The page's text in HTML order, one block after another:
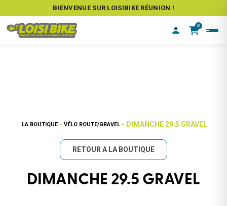
BIENVENUE SUR LOISIBIKE RÉUNION !
0
LA BOUTIQUE - VÉLO ROUTE/GRAVEL - DIMANCHE 29.5 GRAVEL
RETOUR A LA BOUTIQUE
DIMANCHE 29.5 GRAVEL